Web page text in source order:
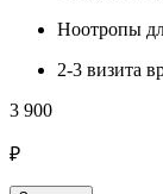
Ноотропы
2-3 визита
3 900
₽